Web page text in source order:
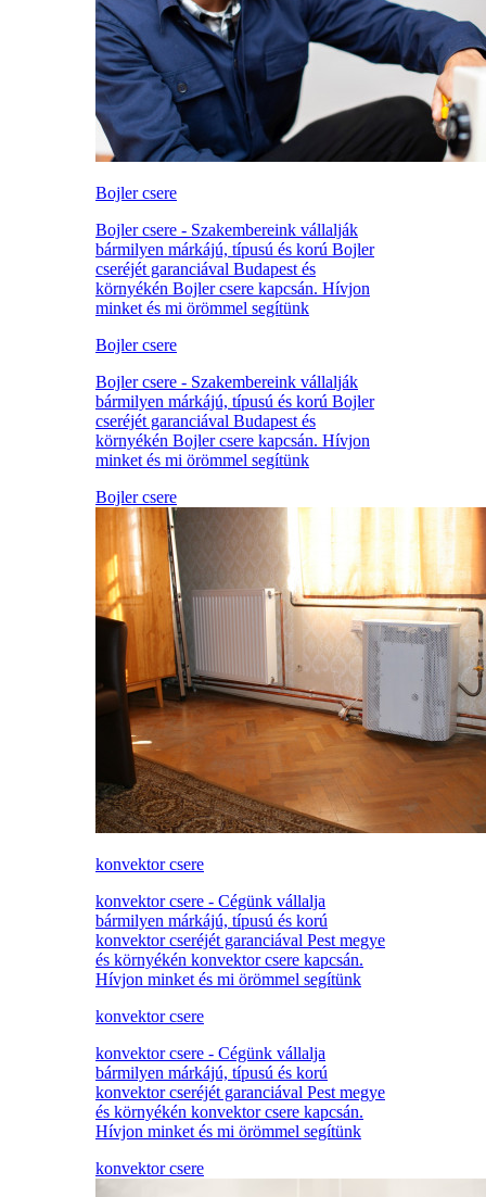
Bojler csere
Bojler csere - Szakembereink vállalják
bármilyen márkájú, típusú és korú Bojler
cseréjét garanciával Budapest és
környékén Bojler csere kapcsán. Hívjon
minket és mi örömmel segítünk
Bojler csere
Bojler csere - Szakembereink vállalják
bármilyen márkájú, típusú és korú Bojler
cseréjét garanciával Budapest és
környékén Bojler csere kapcsán. Hívjon
minket és mi örömmel segítünk
Bojler csere
konvektor csere
konvektor csere - Cégünk vállalja
bármilyen márkájú, típusú és korú
konvektor cseréjét garanciával Pest megye
és környékén konvektor csere kapcsán.
Hívjon minket és mi örömmel segítünk
konvektor csere
konvektor csere - Cégünk vállalja
bármilyen márkájú, típusú és korú
konvektor cseréjét garanciával Pest megye
és környékén konvektor csere kapcsán.
Hívjon minket és mi örömmel segítünk
konvektor csere